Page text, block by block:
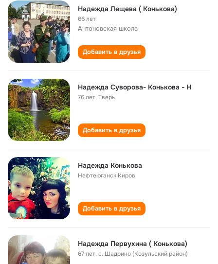
Надежда Лещева ( Конькова)
66 лет
Антоновская школа
Добавить в друзья
Надежда Суворова- Конькова - Н
76 лет,Тверь
Добавить в друзья
Надежда Конькова
Нефтеюганск Киров
Добавить в друзья
Надежда Первухина ( Конькова)
67 лет,с. Шадрино (Козульский район)